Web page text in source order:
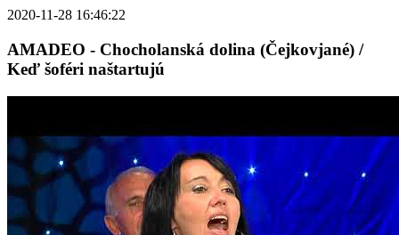
2020-11-28 16:46:22
AMADEO - Chocholanská dolina (Čejkovjané) /
Keď šoféri naštartujú